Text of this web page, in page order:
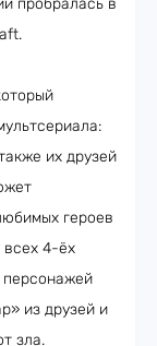
пробралась в
их друзей
героев
всех 4-ёх
персонажей
из друзей и
зла.